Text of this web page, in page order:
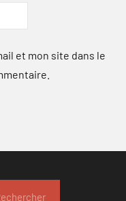
et mon site dans le